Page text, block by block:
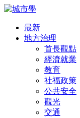
最新
地方治理
首長觀點
經濟就業
教育
社福政策
公共安全
觀光
交通